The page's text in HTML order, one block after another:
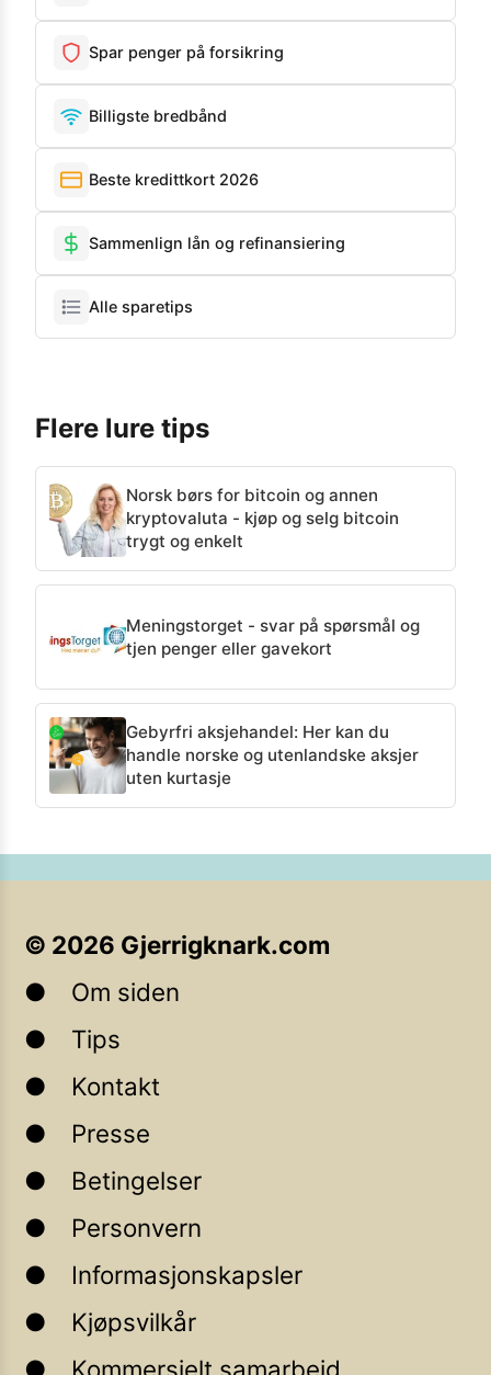
Spar penger på forsikring
Billigste bredbånd
Beste kredittkort 2026
Sammenlign lån og refinansiering
Alle sparetips
Flere lure tips
Norsk børs for bitcoin og annen
kryptovaluta - kjøp og selg bitcoin
trygt og enkelt
Meningstorget - svar på spørsmål og
tjen penger eller gavekort
Gebyrfri aksjehandel: Her kan du
handle norske og utenlandske aksjer
uten kurtasje
© 2026 Gjerrigknark.com
Om siden
Tips
Kontakt
Presse
Betingelser
Personvern
Informasjonskapsler
Kjøpsvilkår